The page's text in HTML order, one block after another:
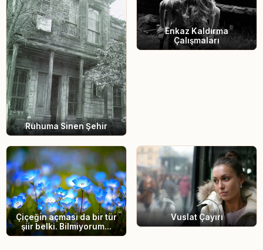
Ruhuma Sinen Şehir
Enkaz Kaldırma
Çalışmaları
Çiçeğin açması da bir tür
şiir belki. Bilmiyorum...
Vuslat Çayırı